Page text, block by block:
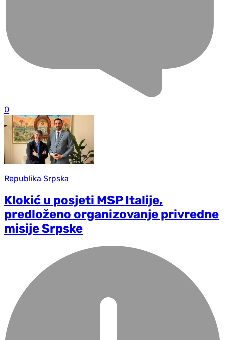
0
Republika Srpska
Klokić u posjeti MSP Italije,
predloženo organizovanje privredne
misije Srpske